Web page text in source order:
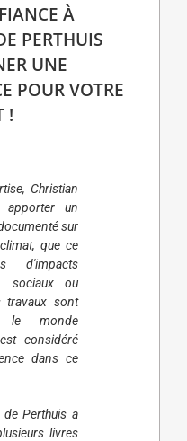
À
PERTHUIS
UNE
POUR VOTRE
!
Christian
apporter un
sur
que ce
d'impacts
sociaux ou
travaux sont
le monde
considéré
dans ce
de Perthuis a
livres